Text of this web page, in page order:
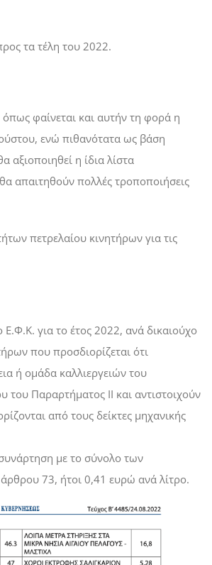
τα τέλη του 2022.
φαίνεται και αυτήν τη φορά η
ενώ πιθανότατα ως βάση
η ίδια λίστα
απαιτηθούν πολλές τροποποιήσεις
πετρελαίου κινητήρων για τις
Ε.Φ.Κ. για το έτος 2022, ανά δικαιούχο
που προσδιορίζεται ότι
ή ομάδα καλλιεργειών του
του Παραρτήματος IΙ και αντιστοιχούν
από τους δείκτες μηχανικής
με το σύνολο των
73, ήτοι 0,41 ευρώ ανά λίτρο.